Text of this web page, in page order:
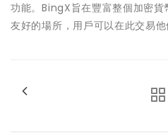
功能。BingX旨在豐富整個加密
友好的場所，用戶可以在此交易他